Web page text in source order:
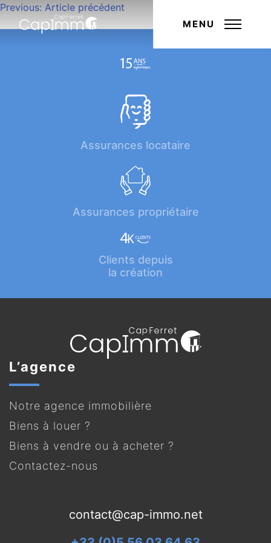
MENU
Navigation
de
Previous: Article précédent
Assurances locataire
Assurances propriétaire
Clients depuis
la création
L’agence
Notre agence immobilière
Biens à louer ?
Biens à vendre ou à acheter ?
Contactez-nous
contact@cap-immo.net